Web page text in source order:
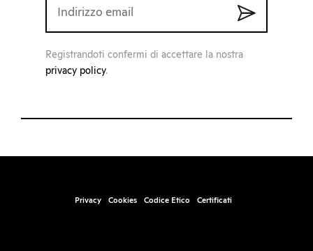
Registrandoti confermi di accettare la nostra
privacy policy.
Privacy Cookies Codice Etico Certificati